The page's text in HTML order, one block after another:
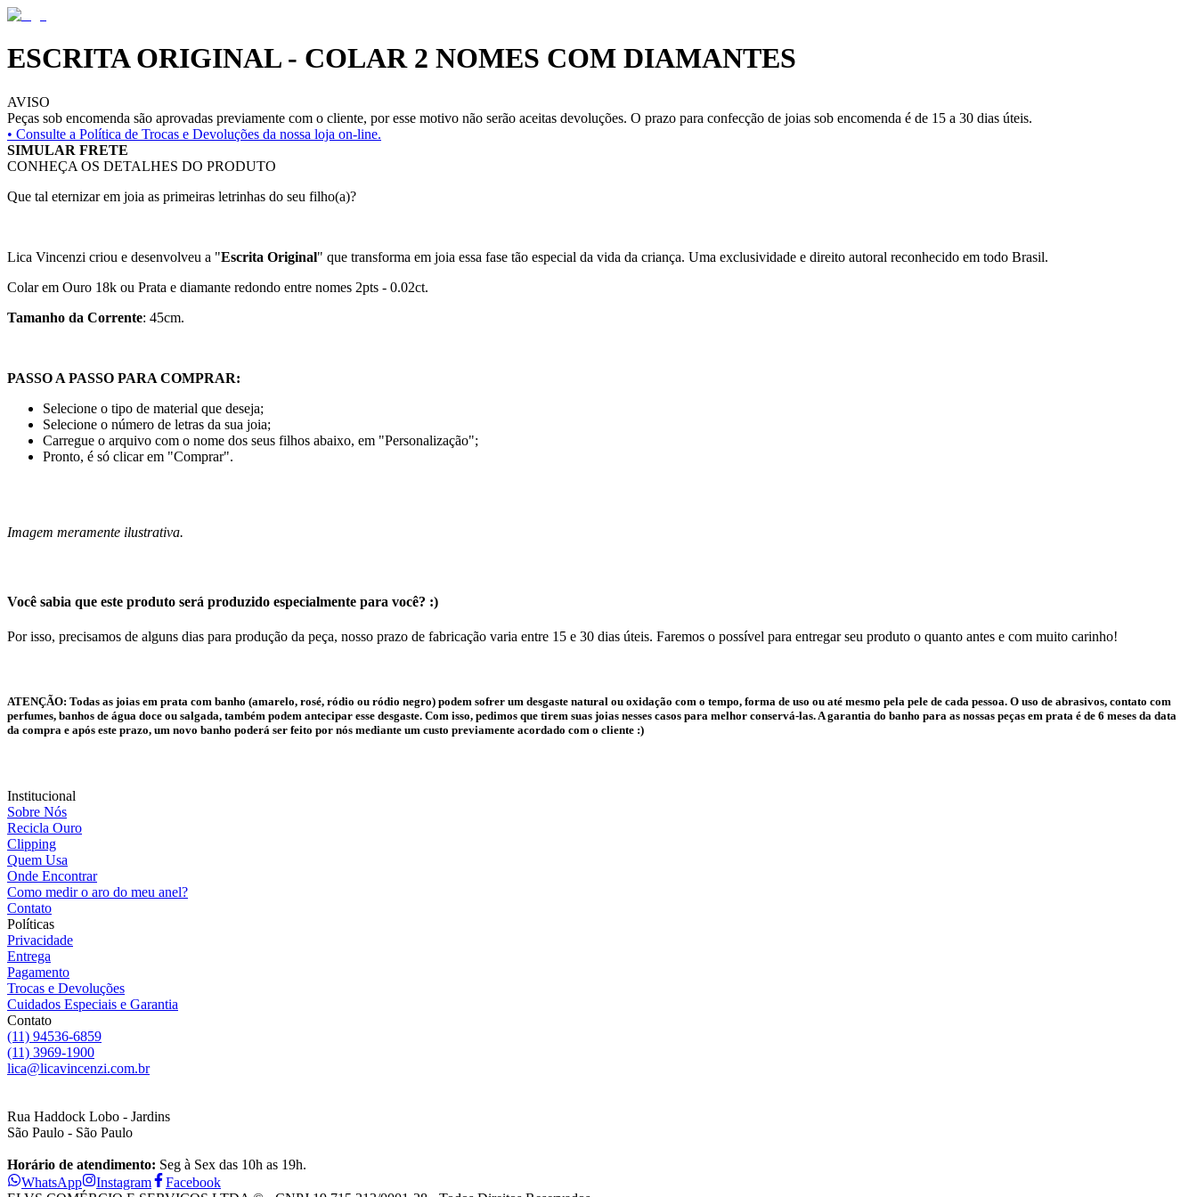
ESCRITA ORIGINAL - COLAR 2 NOMES COM DIAMANTES
AVISO
Peças sob encomenda são aprovadas previamente com o cliente, por esse motivo não serão aceitas devoluções. O prazo para confecção de joias sob encomenda é de 15 a 30 dias úteis.
• Consulte a Política de Trocas e Devoluções da nossa loja on-line.
SIMULAR FRETE
CONHEÇA OS DETALHES DO PRODUTO
Que tal eternizar em joia as primeiras letrinhas do seu filho(a)?
Lica Vincenzi criou e desenvolveu a "Escrita Original" que transforma em joia essa fase tão especial da vida da criança. Uma exclusividade e direito autoral reconhecido em todo Brasil.
Colar em Ouro 18k ou Prata e diamante redondo entre nomes 2pts - 0.02ct.
Tamanho da Corrente: 45cm.
PASSO A PASSO PARA COMPRAR:
Selecione o tipo de material que deseja;
Selecione o número de letras da sua joia;
Carregue o arquivo com o nome dos seus filhos abaixo, em "Personalização";
Pronto, é só clicar em "Comprar".
Imagem meramente ilustrativa.
Você sabia que este produto será produzido especialmente para você? :)
Por isso, precisamos de alguns dias para produção da peça, nosso prazo de fabricação varia entre 15 e 30 dias úteis. Faremos o possível para entregar seu produto o quanto antes e com muito carinho!
ATENÇÃO: Todas as joias em prata com banho (amarelo, rosé, ródio ou ródio negro) podem sofrer um desgaste natural ou oxidação com o tempo, forma de uso ou até mesmo pela pele de cada pessoa. O uso de abrasivos, contato com
perfumes, banhos de água doce ou salgada, também podem antecipar esse desgaste. Com isso, pedimos que tirem suas joias nesses casos para melhor conservá-las. A garantia do banho para as nossas peças em prata é de 6 meses da data
da compra e após este prazo, um novo banho poderá ser feito por nós mediante um custo previamente acordado com o cliente :)
Institucional
Sobre Nós
Recicla Ouro
Clipping
Quem Usa
Onde Encontrar
Como medir o aro do meu anel?
Contato
Políticas
Privacidade
Entrega
Pagamento
Trocas e Devoluções
Cuidados Especiais e Garantia
Contato
(11) 94536-6859
(11) 3969-1900
lica@licavincenzi.com.br
Rua Haddock Lobo - Jardins
São Paulo - São Paulo
Horário de atendimento: Seg à Sex das 10h as 19h.
WhatsApp
Instagram
Facebook